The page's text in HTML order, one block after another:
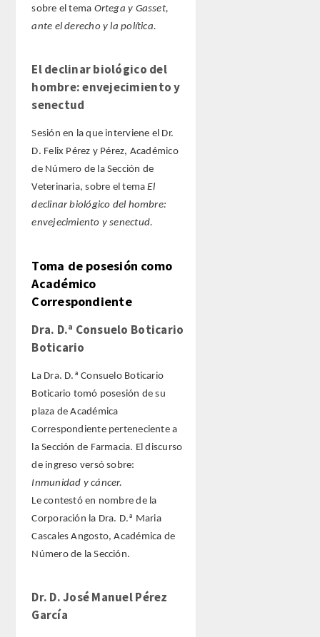
sobre el tema Ortega y Gasset,
ante el derecho y la política.
El declinar biológico del
hombre: envejecimiento y
senectud
Sesión en la que interviene el Dr.
D. Felix Pérez y Pérez, Académico
de Número de la Sección de
Veterinaria, sobre el temaEl
declinar biológico del hombre:
envejecimiento y senectud.
Toma de posesión como
Académico
Correspondiente
Dra. D.ª Consuelo Boticario
Boticario
La Dra. D.ª Consuelo Boticario
Boticario tomó posesión de su
plaza de Académica
Correspondiente perteneciente a
la Sección de Farmacia. El discurso
de ingreso versó sobre:
Inmunidad y cáncer.
Le contestó en nombre de la
Corporación la Dra. D.ª Maria
Cascales Angosto, Académica de
Número de la Sección.
Dr. D. José Manuel Pérez
García